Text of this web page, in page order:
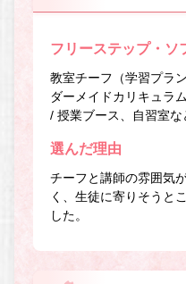
フリーステップ・ソ
教室チーフ（学習プラ
ダーメイドカリキュラ
/ 授業ブース、自習室な
選んだ理由
チーフと講師の雰囲気
く、生徒に寄りそうと
した。